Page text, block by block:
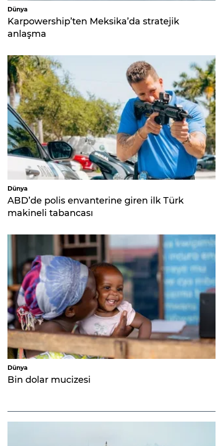
Dünya
Karpowership’ten Meksika’da stratejik
anlaşma
Dünya
ABD’de polis envanterine giren ilk Türk
makineli tabancası
Dünya
Bin dolar mucizesi